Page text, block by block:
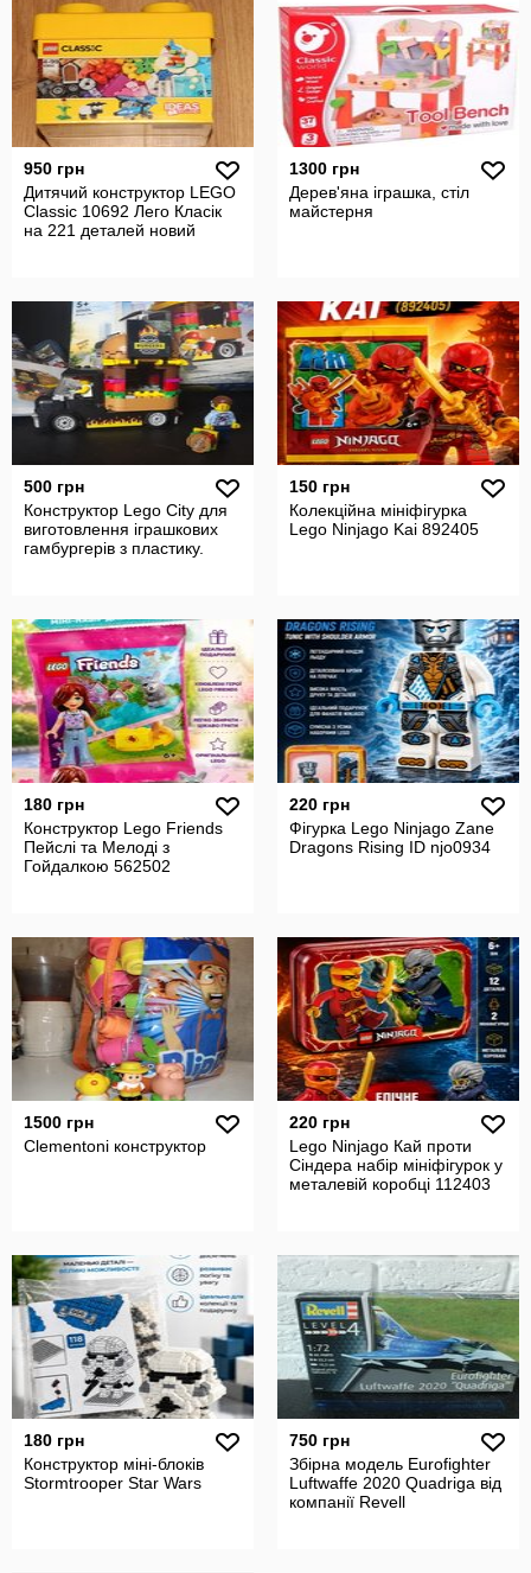
950 грн
Дитячий конструктор LEGO
Classic 10692 Лего Класік
на 221 деталей новий
1300 грн
Дерев'яна іграшка, стіл
майстерня
500 грн
Конструктор Lego City для
виготовлення іграшкових
гамбургерів з пластику.
150 грн
Колекційна мініфігурка
Lego Ninjago Kai 892405
180 грн
Конструктор Lego Friends
Пейслі та Мелоді з
Гойдалкою 562502
220 грн
Фігурка Lego Ninjago Zane
Dragons Rising ID njo0934
1500 грн
Clementoni конструктор
220 грн
Lego Ninjago Кай проти
Сіндера набір мініфігурок у
металевій коробці 112403
180 грн
Конструктор міні-блоків
Stormtrooper Star Wars
750 грн
Збірна модель Eurofighter
Luftwaffe 2020 Quadriga від
компанії Revell